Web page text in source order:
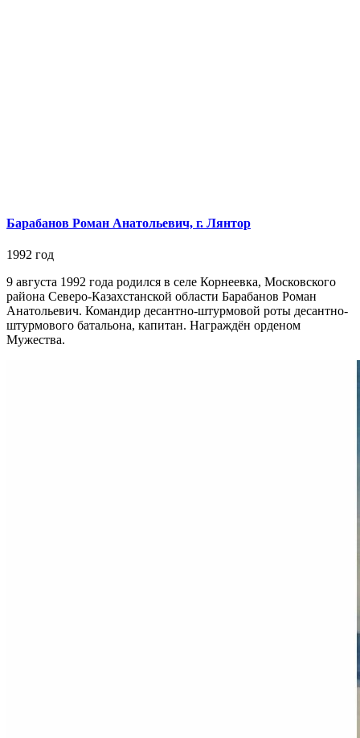
Барабанов Роман Анатольевич, г. Лянтор
1992 год
9 августа 1992 года родился в селе Корнеевка, Московского
района Северо-Казахстанской области Барабанов Роман
Анатольевич. Командир десантно-штурмовой роты десантно-
штурмового батальона, капитан. Награждён орденом
Мужества.